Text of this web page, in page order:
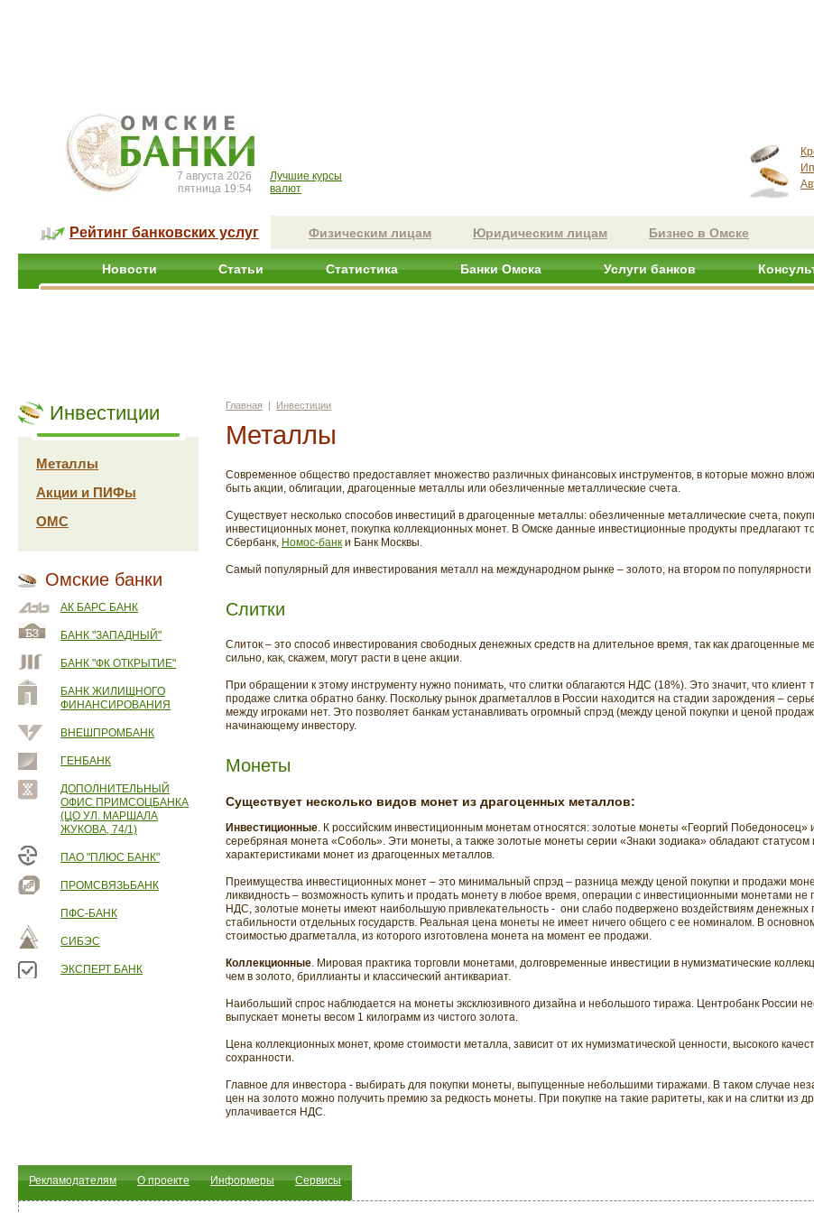
7 августа 2026
пятница 19:54
Лучшие курсы
валют
Рейтинг банковских услуг Физическим лицам Юридическим лицам Бизнес в Омске
Новости Статьи Статистика Банки Омска Услуги банков
Инвестиции
Металлы
Акции и ПИФы
ОМС
Омские банки
АК БАРС БАНК
БАНК "ЗАПАДНЫЙ"
БАНК "ФК ОТКРЫТИЕ"
БАНК ЖИЛИЩНОГО
ФИНАНСИРОВАНИЯ
ВНЕШПРОМБАНК
ГЕНБАНК
ДОПОЛНИТЕЛЬНЫЙ
ОФИС ПРИМСОЦБАНКА
(ЦО УЛ. МАРШАЛА
ЖУКОВА, 74/1)
ПАО "ПЛЮС БАНК"
ПРОМСВЯЗЬБАНК
ПФС-БАНК
СИБЭС
ЭКСПЕРТ БАНК
Главная | Инвестиции
Металлы
Современное общество предоставляет множество различных финансовых инструментов, в которые можно
быть акции, облигации, драгоценные металлы или обезличенные металлические счета.
Существует несколько способов инвестиций в драгоценные металлы: обезличенные металлические счета,
инвестиционных монет, покупка коллекционных монет. В Омске данные инвестиционные продукты предлагают
Сбербанк, Номос-банк и Банк Москвы.
Самый популярный для инвестирования металл на международном рынке – золото, на втором по популярности
Слитки
Слиток – это способ инвестирования свободных денежных средств на длительное время, так как драгоценные
сильно, как, скажем, могут расти в цене акции.
При обращении к этому инструменту нужно понимать, что слитки облагаются НДС (18%). Это значит, что клиент
продаже слитка обратно банку. Поскольку рынок драгметаллов в России находится на стадии зарождения –
между игроками нет. Это позволяет банкам устанавливать огромный спрэд (между ценой покупки и ценой
начинающему инвестору.
Монеты
Существует несколько видов монет из драгоценных металлов:
Инвестиционные. К российским инвестиционным монетам относятся: золотые монеты «Георгий Победоносец»
серебряная монета «Соболь». Эти монеты, а также золотые монеты серии «Знаки зодиака» обладают статусом
характеристиками монет из драгоценных металлов.
Преимущества инвестиционных монет – это минимальный спрэд – разница между ценой покупки и продажи
ликвидность – возможность купить и продать монету в любое время, операции с инвестиционными монетами
НДС, золотые монеты имеют наибольшую привлекательность - они слабо подвержено воздействиям денежных
стабильности отдельных государств. Реальная цена монеты не имеет ничего общего с ее номиналом. В
стоимостью драгметалла, из которого изготовлена монета на момент ее продажи.
Коллекционные. Мировая практика торговли монетами, долговременные инвестиции в нумизматические
чем в золото, бриллианты и классический антиквариат.
Наибольший спрос наблюдается на монеты эксклюзивного дизайна и небольшого тиража. Центробанк России
выпускает монеты весом 1 килограмм из чистого золота.
Цена коллекционных монет, кроме стоимости металла, зависит от их нумизматической ценности, высокого
сохранности.
Главное для инвестора - выбирать для покупки монеты, выпущенные небольшими тиражами. В таком случае
цен на золото можно получить премию за редкость монеты. При покупке на такие раритеты, как и на слитки из
уплачивается НДС.
Рекламодателям О проекте Информеры Сервисы